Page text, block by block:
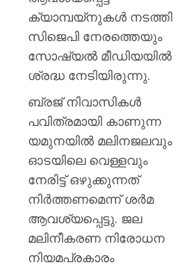
ക്യാമ്പയ്‌നുകൾ നടത്തി
സിജെപി നേരത്തെയും
സോഷ്യൽ മീഡിയയിൽ
ശ്രദ്ധ നേടിയിരുന്നു.
ബ്രജ് നിവാസികൾ
പവിത്രമായി കാണുന്ന
യമുനയിൽ മലിനജലവും
ഓടയിലെ വെള്ളവും
നേരിട്ട് ഒഴുക്കുന്നത്
നിർത്തണമെന്ന് ശർമ
ആവശ്യപ്പെട്ടു. ജല
മലിനീകരണ നിരോധന
നിയമപ്രകാരം